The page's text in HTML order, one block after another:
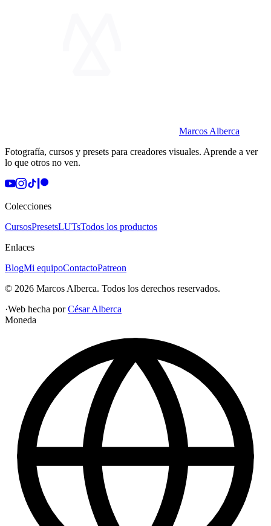
Marcos Alberca
Fotografía, cursos y presets para creadores visuales. Aprende a ver
lo que otros no ven.
Colecciones
CursosPresetsLUTsTodos los productos
Enlaces
BlogMi equipoContactoPatreon
© 2026 Marcos Alberca. Todos los derechos reservados.
·Web hecha por César Alberca
Moneda